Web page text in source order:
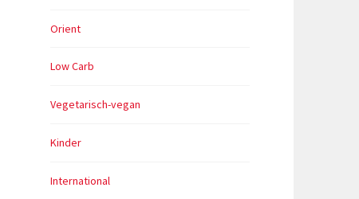
Orient
Low Carb
Vegetarisch-vegan
Kinder
International